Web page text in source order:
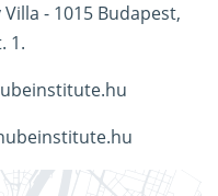
- 1015 Budapest,
1.